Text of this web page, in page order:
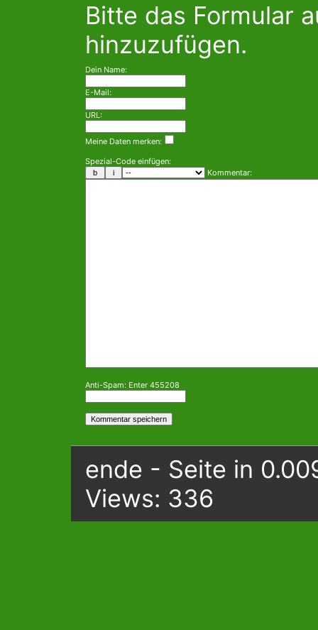
Bitte das Formular
hinzuzufügen.
Dein Name:
E-Mail:
URL:
Meine Daten merken:
Spezial-Code einfügen:
Kommentar:
Anti-Spam: Enter 455208
ende - Seite in
Views: 336